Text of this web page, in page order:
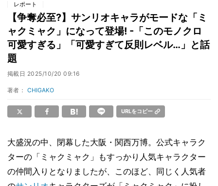
レポート
【争奪必至?】サンリオキャラがモードな「ミ
ャクミャク」になって登場! -「このモノクロ
可愛すぎる」「可愛すぎて反則レベル…」と話
題
掲載日 2025/10/20 09:16
著者： CHIGAKO
URLをコピー
大盛況の中、閉幕した大阪・関西万博。公式キャラク
ターの「ミャクミャク」もすっかり人気キャラクター
の仲間入りとなりましたが、このほど、同じく人気者